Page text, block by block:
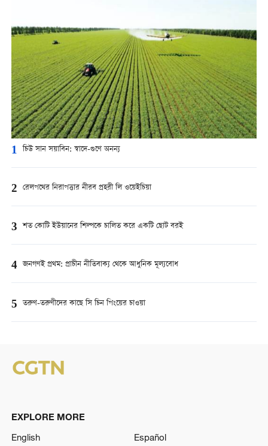
1 চিউ সান সয়াবিন: স্বাদে-গুণে অনন্য
2 রেলপথের নিরাপত্তার নীরব প্রহরী লি ওয়েইচিয়া
3 শত কোটি ইউয়ানের শিল্পকে চালিত করে একটি ছোট বরই
4 জনগণই প্রথম: প্রাচীন নীতিবাক্য থেকে আধুনিক মূল্যবোধ
5 তরুণ-তরুণীদের কাছে সি চিন পিংয়ের চাওয়া
EXPLORE MORE
English
Español